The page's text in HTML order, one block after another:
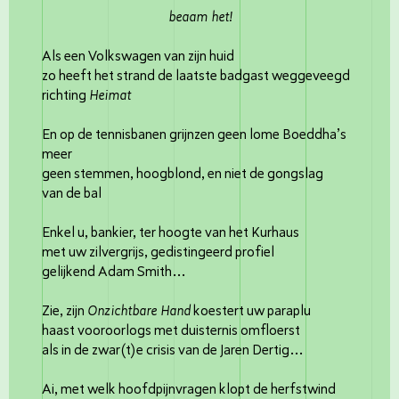
beaam het!
Als een Volkswagen van zijn huid
zo heeft het strand de laatste badgast weggeveegd
richting Heimat
En op de tennisbanen grijnzen geen lome Boeddha’s
meer
geen stemmen, hoogblond, en niet de gongslag
van de bal
Enkel u, bankier, ter hoogte van het Kurhaus
met uw zilvergrijs, gedistingeerd profiel
gelijkend Adam Smith…
Zie, zijn Onzichtbare Handkoestert uw paraplu
haast vooroorlogs met duisternis omfloerst
als in de zwar(t)e crisis van de Jaren Dertig…
Ai, met welk hoofdpijnvragen klopt de herfstwind